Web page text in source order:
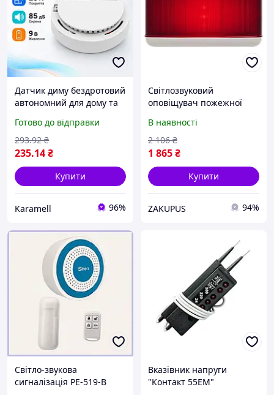
Датчик диму бездротовий
автономний для дому та
сигналізація 85 дБ
тестова кнопка монтаж
стельовий
Готово до відправки
235.14₴
293.92 ₴
Купити
Karamell 96%
Світлозвуковий
оповіщувач пожежної
110, 3 тони, IP43C, Білий/
Червоний
В наявності
1 865₴
2 106 ₴
Купити
ZAKUPUS 94%
Світло-звукова
сигналізація PE-519-B
Вказівник напруги
"Контакт 55ЕМ"